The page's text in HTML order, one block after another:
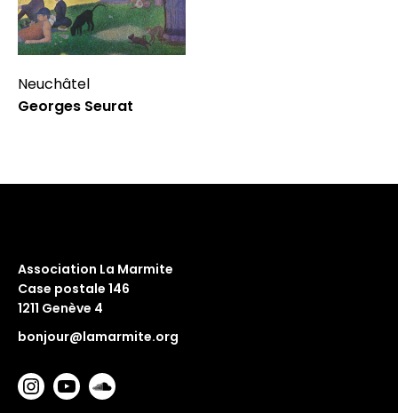
Neuchâtel
Georges Seurat
Association La Marmite
Case postale 146
1211 Genève 4
bonjour@lamarmite.org